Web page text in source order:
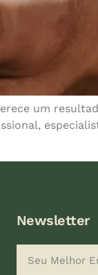
um
Newsletter